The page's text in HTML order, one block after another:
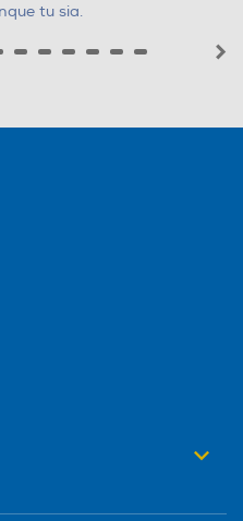
emette un flash luminoso
si trasforma in
IPL
l’acquisto, tieni
"comfort"
deve avere almeno 3-5
la tua pelle e
generalmente tra
tu sia.